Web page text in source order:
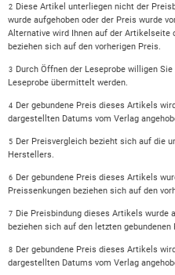
2 Diese Artikel unterliegen nicht der
wurde aufgehoben oder der Preis wurde
Alternative wird Ihnen auf der Artikelseite
beziehen sich auf den vorherigen Preis.
3 Durch Öffnen der Leseprobe willigen
Leseprobe übermittelt werden.
4 Der gebundene Preis dieses Artikels
dargestellten Datums vom Verlag
5 Der Preisvergleich bezieht sich auf die
Herstellers.
6 Der gebundene Preis dieses Artikels
Preissenkungen beziehen sich auf den
7 Die Preisbindung dieses Artikels wurde
beziehen sich auf den letzten gebundenen
8 Der gebundene Preis dieses Artikels
dargestellten Datums vom Verlag